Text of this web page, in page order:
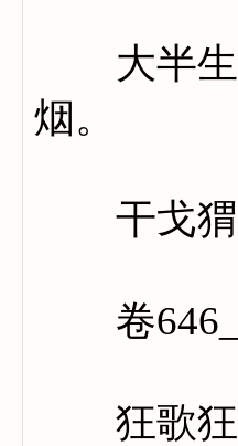
大半生
烟。
干戈猬
卷
狂歌狂